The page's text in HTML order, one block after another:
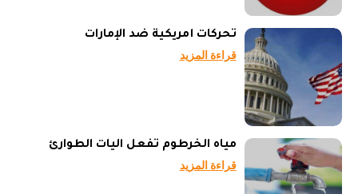
تحركات أمريكية ضد الإمارات
قراءة المزيد
مياه الخرطوم تفعل آليات الطوارئ
قراءة المزيد